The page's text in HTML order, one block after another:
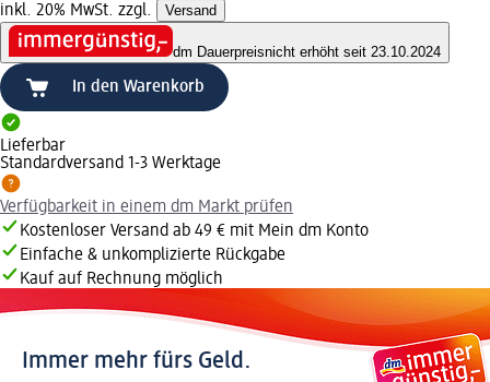
inkl. 20% MwSt. zzgl. Versand
dm Dauerpreisnicht erhöht seit 23.10.2024
In den Warenkorb
Lieferbar
Standardversand 1-3 Werktage
Verfügbarkeit in einem dm Markt prüfen
Kostenloser Versand ab 49 € mit Mein dm Konto
Einfache & unkomplizierte Rückgabe
Kauf auf Rechnung möglich
Immer mehr fürs Geld.